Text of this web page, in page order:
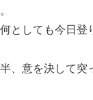
としても今日登
、意を決して突